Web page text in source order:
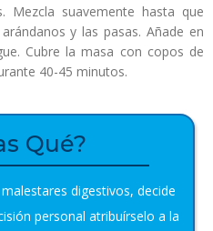
suavemente hasta que
y las pasas. Añade en
Cubre la masa con copos de
40-45 minutos.
Qué?
digestivos, decide
personal atribuírselo a la